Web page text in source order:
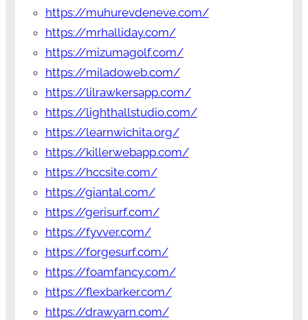
https://muhurevdeneve.com/
https://mrhalliday.com/
https://mizumagolf.com/
https://miladoweb.com/
https://lilrawkersapp.com/
https://lighthallstudio.com/
https://learnwichita.org/
https://killerwebapp.com/
https://hccsite.com/
https://giantal.com/
https://gerisurf.com/
https://fyvver.com/
https://forgesurf.com/
https://foamfancy.com/
https://flexbarker.com/
https://drawyarn.com/